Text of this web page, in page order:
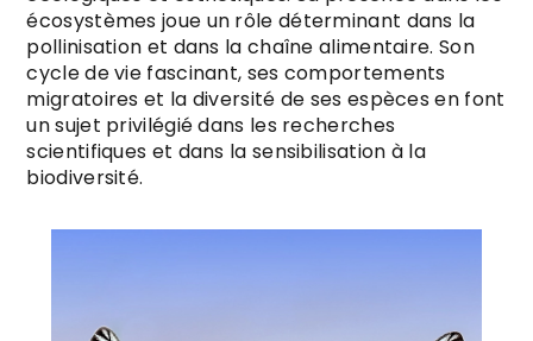
écosystèmes joue un rôle déterminant dans la
pollinisation et dans la chaîne alimentaire. Son
cycle de vie fascinant, ses comportements
migratoires et la diversité de ses espèces en font
un sujet privilégié dans les recherches
scientifiques et dans la sensibilisation à la
biodiversité.